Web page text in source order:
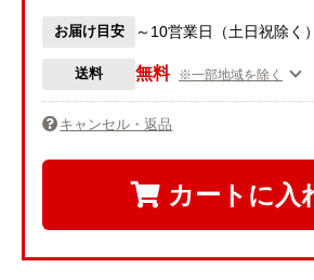
お届け目安 ～10営業日（土日祝除く）
送料 無料 ※一部地域を除く
キャンセル・返品
カートに入